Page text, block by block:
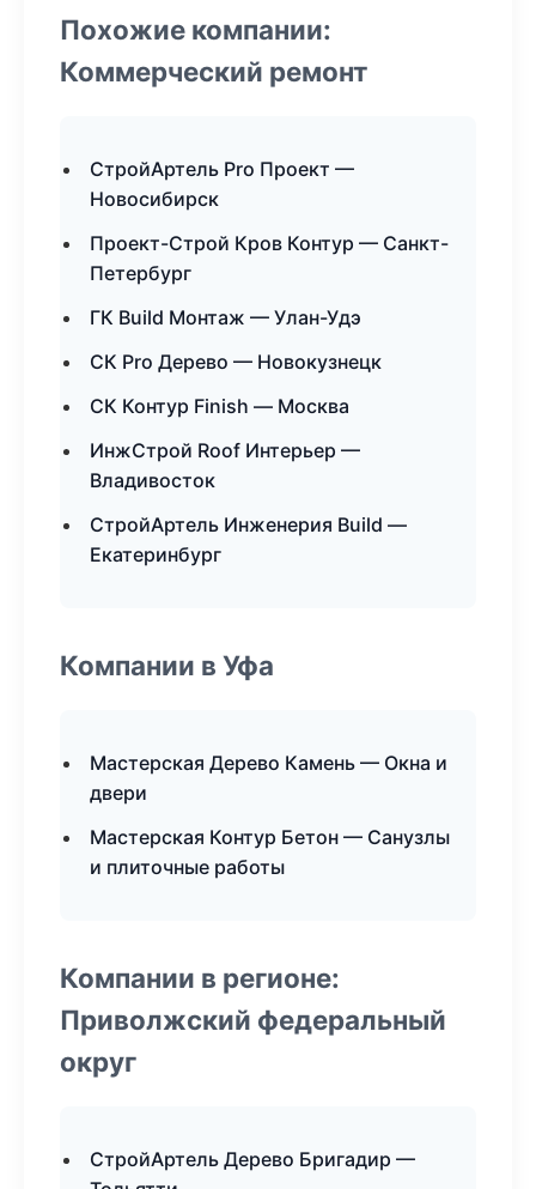
Похожие компании:
Коммерческий ремонт
СтройАртель Pro Проект —
Новосибирск
Проект-Строй Кров Контур — Санкт-
Петербург
ГК Build Монтаж — Улан-Удэ
СК Pro Дерево — Новокузнецк
СК Контур Finish — Москва
ИнжСтрой Roof Интерьер —
Владивосток
СтройАртель Инженерия Build —
Екатеринбург
Компании в Уфа
Мастерская Дерево Камень — Окна и
двери
Мастерская Контур Бетон — Санузлы
и плиточные работы
Компании в регионе:
Приволжский федеральный
округ
СтройАртель Дерево Бригадир —